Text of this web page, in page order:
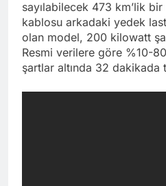
sayılabilecek 473 km’lik
kablosu arkadaki yedek
olan model, 200 kilowatt
Resmi verilere göre %10-
şartlar altında 32 dakikada